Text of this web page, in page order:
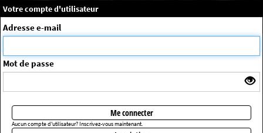
Message système
La séance choisie n'a pas été trouvée
Votre compte d'utilisateur
Adresse e-mail
Mot de passe
Me connecter
Aucun compte d'utilisateur? Inscrivez-vous maintenant.